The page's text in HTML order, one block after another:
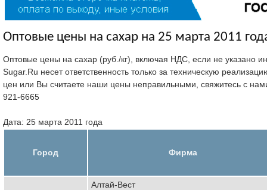
Оптовые цены на сахар на 25 марта 2011
Оптовые цены на сахар (руб./кг), включая НДС, если не указано
Sugar.Ru несет ответственность только за техническую
цен или Вы считаете наши цены неправильными, свяжитесь с
921-6665
Дата: 25 марта 2011 года
Город Фирма
Алтай-Вест